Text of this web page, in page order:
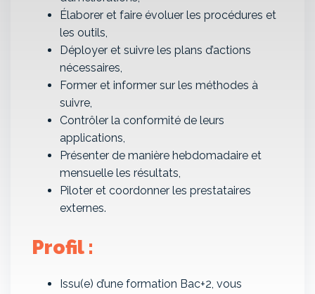
Élaborer et faire évoluer les procédures et
les outils,
Déployer et suivre les plans d’actions
nécessaires,
Former et informer sur les méthodes à
suivre,
Contrôler la conformité de leurs
applications,
Présenter de manière hebdomadaire et
mensuelle les résultats,
Piloter et coordonner les prestataires
externes.
Profil :
Issu(e) d’une formation Bac+2, vous